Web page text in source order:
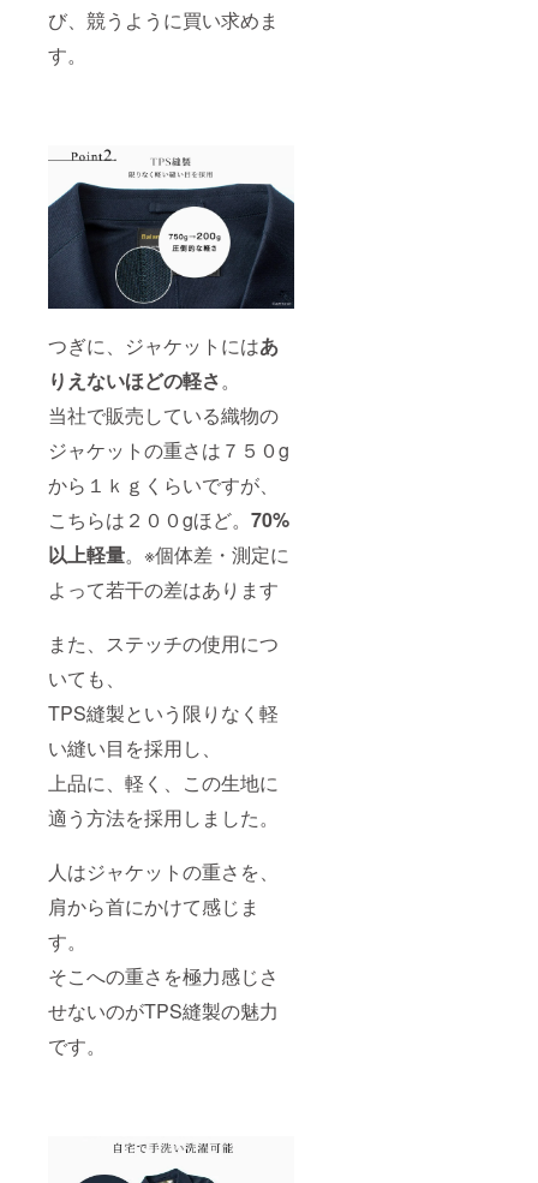
び、競うように買い求めま
す。
つぎに、ジャケットにはあ
りえないほどの軽さ。
当社で販売している織物の
ジャケットの重さは７５０g
から１ｋｇくらいですが、
こちらは２００gほど。 70%
以上軽量。※個体差・測定に
よって若干の差はあります
また、ステッチの使用につ
いても、
TPS縫製という限りなく軽
い縫い目を採用し、
上品に、軽く、この生地に
適う方法を採用しました。
人はジャケットの重さを、
肩から首にかけて感じま
す。
そこへの重さを極力感じさ
せないのがTPS縫製の魅力
です。